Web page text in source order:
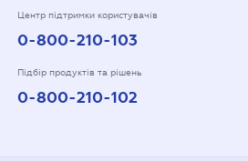
Центр підтримки користувачів
0-800-210-103
Підбір продуктів та рішень
0-800-210-102